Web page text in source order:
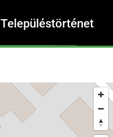
Településtörténet